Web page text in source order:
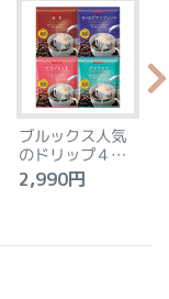
ブルックス人気
のドリップ４種
セット
2,990円